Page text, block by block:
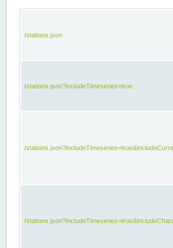
/stations.json
/stations.json?includeTimeseries=true
/
/